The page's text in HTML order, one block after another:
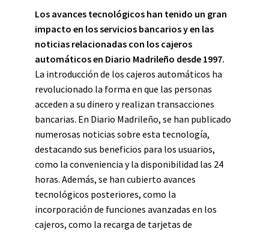
Los avances tecnológicos han tenido un gran
impacto en los servicios bancarios y en las
noticias relacionadas con los cajeros
automáticos en Diario Madrileño desde 1997.
La introducción de los cajeros automáticos ha
revolucionado la forma en que las personas
acceden a su dinero y realizan transacciones
bancarias. En Diario Madrileño, se han publicado
numerosas noticias sobre esta tecnología,
destacando sus beneficios para los usuarios,
como la conveniencia y la disponibilidad las 24
horas. Además, se han cubierto avances
tecnológicos posteriores, como la
incorporación de funciones avanzadas en los
cajeros, como la recarga de tarjetas de